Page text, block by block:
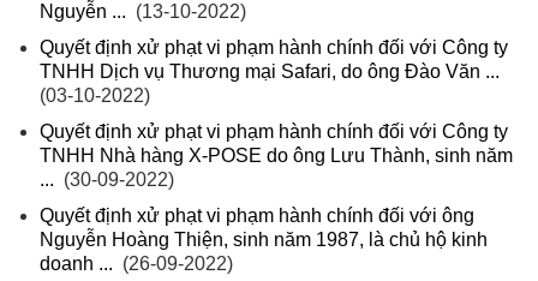
Nguyễn ... (13-10-2022)
Quyết định xử phạt vi phạm hành chính đối với Công ty
TNHH Dịch vụ Thương mại Safari, do ông Đào Văn ...
(03-10-2022)
Quyết định xử phạt vi phạm hành chính đối với Công ty
TNHH Nhà hàng X-POSE do ông Lưu Thành, sinh năm
... (30-09-2022)
Quyết định xử phạt vi phạm hành chính đối với ông
Nguyễn Hoàng Thiện, sinh năm 1987, là chủ hộ kinh
doanh ... (26-09-2022)